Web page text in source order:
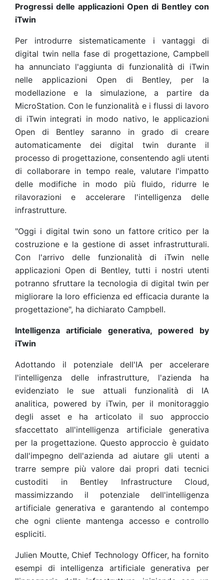
Progressi delle applicazioni Open di Bentley con
iTwin
Per introdurre sistematicamente i vantaggi di
digital twin nella fase di progettazione, Campbell
ha annunciato l'aggiunta di funzionalità di iTwin
nelle applicazioni Open di Bentley, per la
modellazione e la simulazione, a partire da
MicroStation. Con le funzionalità e i flussi di lavoro
di iTwin integrati in modo nativo, le applicazioni
Open di Bentley saranno in grado di creare
automaticamente dei digital twin durante il
processo di progettazione, consentendo agli utenti
di collaborare in tempo reale, valutare l'impatto
delle modifiche in modo più fluido, ridurre le
rilavorazioni e accelerare l'intelligenza delle
infrastrutture.
"Oggi i digital twin sono un fattore critico per la
costruzione e la gestione di asset infrastrutturali.
Con l'arrivo delle funzionalità di iTwin nelle
applicazioni Open di Bentley, tutti i nostri utenti
potranno sfruttare la tecnologia di digital twin per
migliorare la loro efficienza ed efficacia durante la
progettazione", ha dichiarato Campbell.
Intelligenza artificiale generativa, powered by
iTwin
Adottando il potenziale dell'IA per accelerare
l'intelligenza delle infrastrutture, l'azienda ha
evidenziato le sue attuali funzionalità di IA
analitica, powered by iTwin, per il monitoraggio
degli asset e ha articolato il suo approccio
sfaccettato all'intelligenza artificiale generativa
per la progettazione. Questo approccio è guidato
dall'impegno dell'azienda ad aiutare gli utenti a
trarre sempre più valore dai propri dati tecnici
custoditi in Bentley Infrastructure Cloud,
massimizzando il potenziale dell'intelligenza
artificiale generativa e garantendo al contempo
che ogni cliente mantenga accesso e controllo
espliciti.
Julien Moutte, Chief Technology Officer, ha fornito
esempi di intelligenza artificiale generativa per